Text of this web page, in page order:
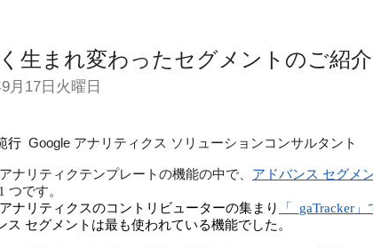
生まれ変わったセグメントのご紹介
月17日火曜日
行 Google アナリティクス ソリューションコンサルタント
ナリティクテンプレートの機能の中で、 アドバンス セグメ
つです。
ナリティクスのコントリビューターの集まり
「_gaTracker
ス セグメントは最も使われている機能でした。